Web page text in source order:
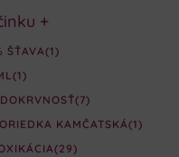
+
ŠŤAVA(1)
(1)
(7)
KAMČATSKÁ(1)
(29)